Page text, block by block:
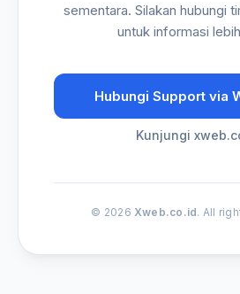
sementara. Silakan hubungi
untuk informasi
Hubungi Support via
Kunjungi
© 2026 Xweb.co.id. All